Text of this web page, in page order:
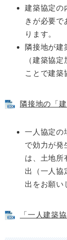
建築協定の
きが必要で
ります。
隣接地が建
（建築協
ことで建築
隣接地の「
一人協定の
で効力が発
は、土地所
出（一人協
出をお願い
「一人建築